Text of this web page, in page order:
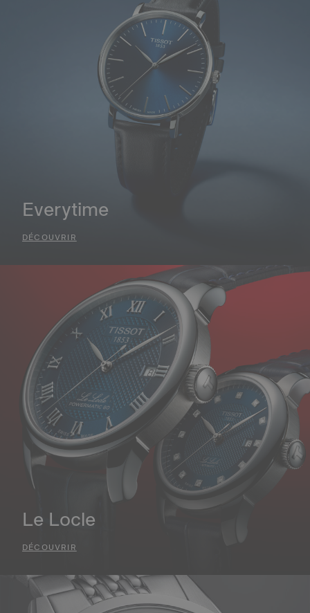
Everytime
DÉCOUVRIR
Le Locle
DÉCOUVRIR